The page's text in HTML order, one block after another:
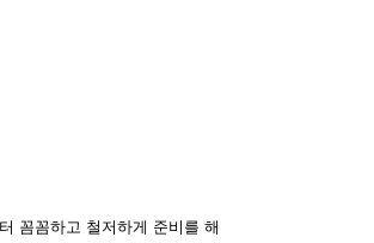
꼼꼼하고 철저하게 준비를 해